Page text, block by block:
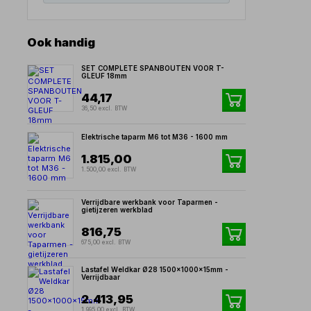
Ook handig
SET COMPLETE SPANBOUTEN VOOR T-
GLEUF 18mm
44,17
36,50 excl. BTW
Elektrische taparm M6 tot M36 - 1600 mm
1.815,00
1.500,00 excl. BTW
Verrijdbare werkbank voor Taparmen -
gietijzeren werkblad
816,75
675,00 excl. BTW
Lastafel Weldkar Ø28 1500x1000x15mm -
Verrijdbaar
2.413,95
1.995,00 excl. BTW